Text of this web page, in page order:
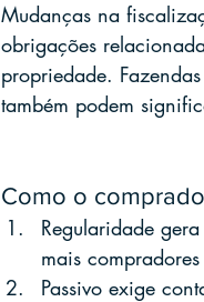
Mudanças na
obrigações
propriedade.
também podem
Como o
Regularidade
mais
Passivo exige